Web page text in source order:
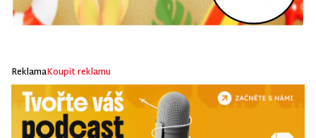
ReklamaKoupit reklamu